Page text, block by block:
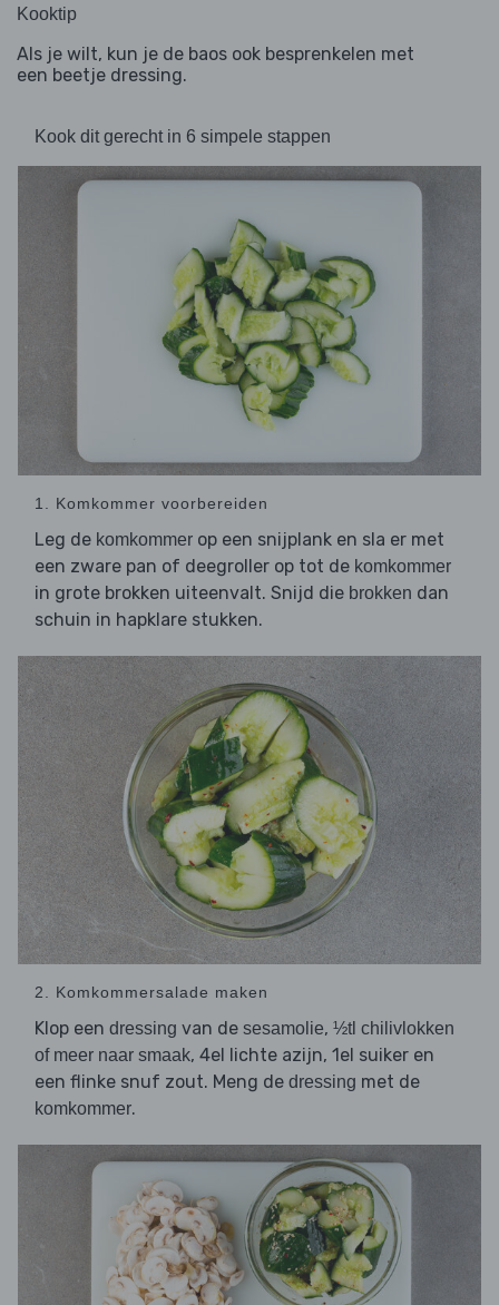
Kooktip
Als je wilt, kun je de baos ook besprenkelen met
een beetje dressing.
Kook dit gerecht in 6 simpele stappen
1. Komkommer voorbereiden
Leg de komkommer op een snijplank en sla er met
een zware pan of deegroller op tot de komkommer
in grote brokken uiteenvalt. Snijd die brokken dan
schuin in hapklare stukken.
2. Komkommersalade maken
Klop een dressing van de sesamolie, ½tl chilivlokken
of meer naar smaak, 4el lichte azijn, 1el suiker en
een flinke snuf zout. Meng de dressing met de
komkommer.